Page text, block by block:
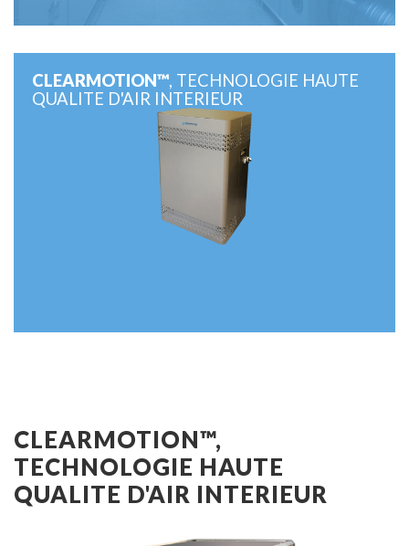
CLEARMOTION™, TECHNOLOGIE HAUTE
QUALITE D'AIR INTERIEUR
CLEARMOTION™,
TECHNOLOGIE HAUTE
QUALITE D'AIR INTERIEUR